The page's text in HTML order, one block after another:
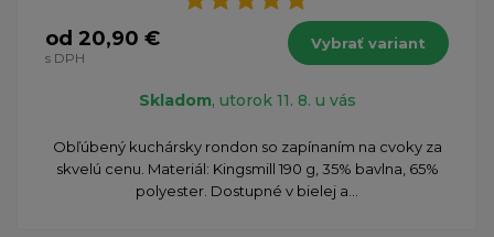
od 20,90 €
s DPH
Vybrať variant
Skladom, utorok 11. 8. u vás
Obľúbený kuchársky rondon so zapínaním na cvoky za
skvelú cenu. Materiál: Kingsmill 190 g, 35% bavlna, 65%
polyester. Dostupné v bielej a...